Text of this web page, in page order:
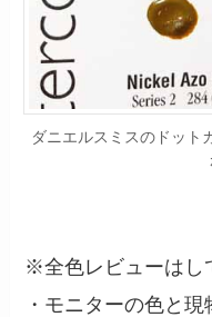
ダニエルスミスのドッ
※全色レビューはし
・モニターの色と